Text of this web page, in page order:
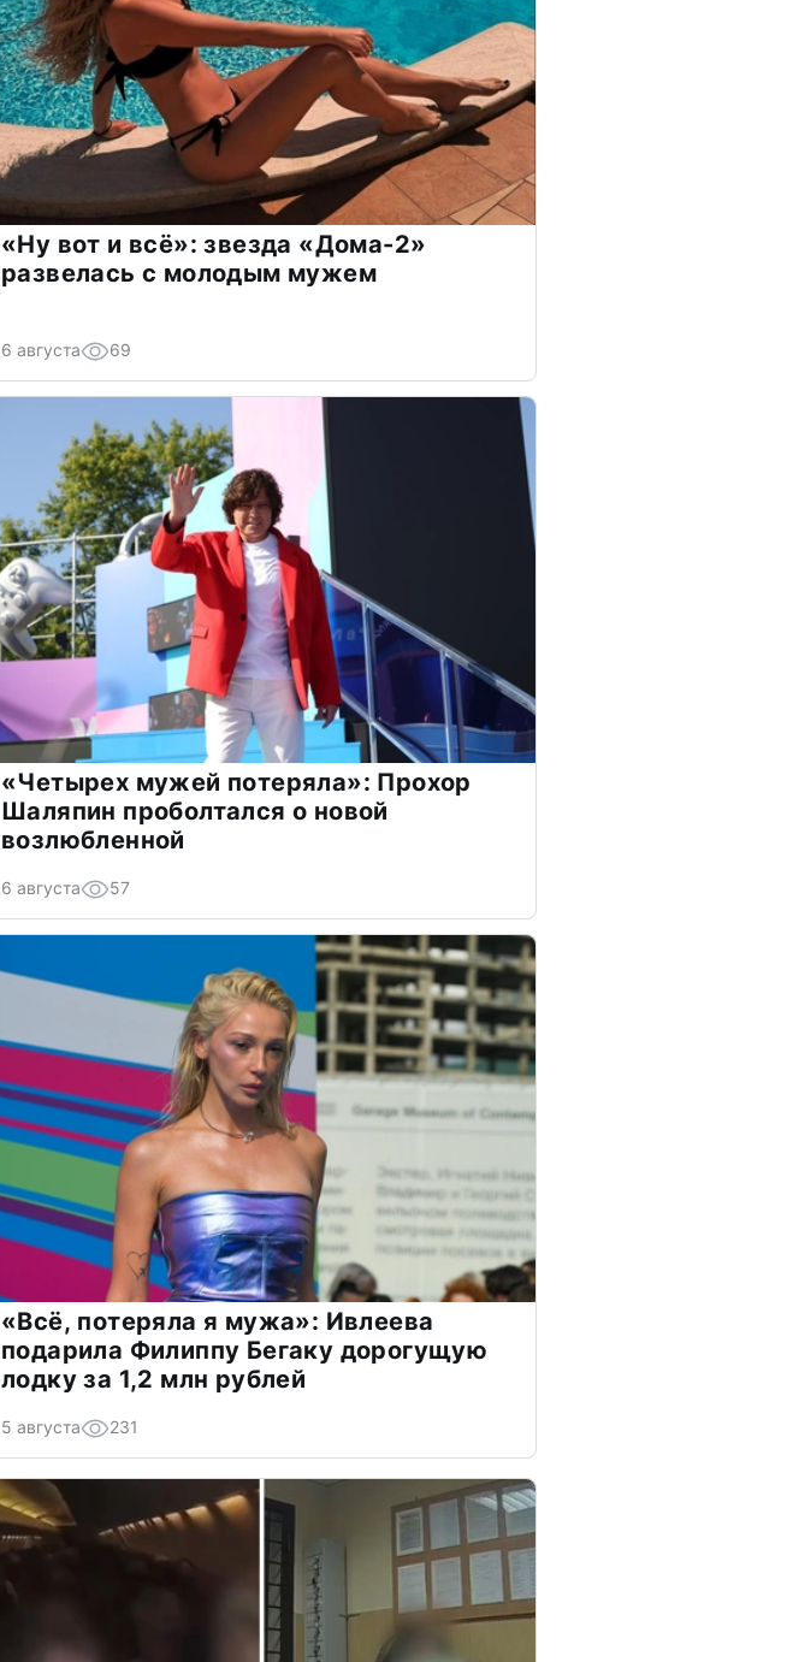
«Ну вот и всё»: звезда «Дома-2»
развелась с молодым мужем
6 августа 69
«Четырех мужей потеряла»: Прохор
Шаляпин проболтался о новой
возлюбленной
6 августа 57
«Всё, потеряла я мужа»: Ивлеева
подарила Филиппу Бегаку дорогущую
лодку за 1,2 млн рублей
5 августа 231